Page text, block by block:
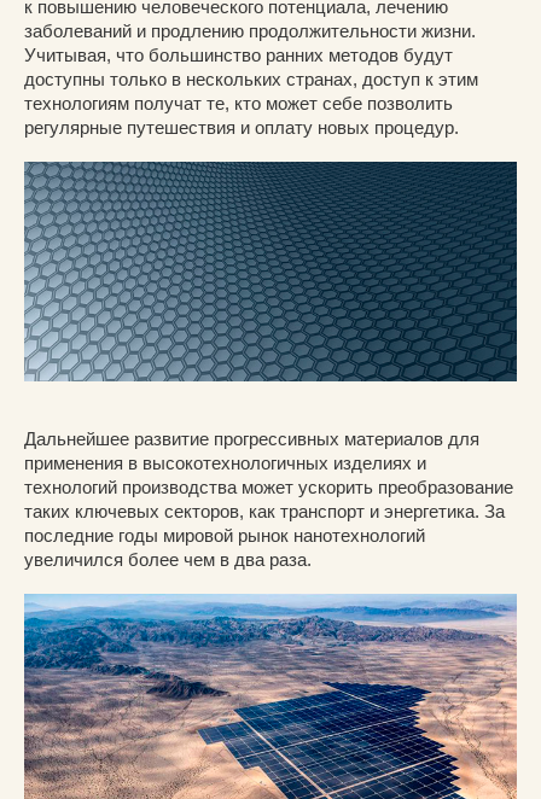
к повышению человеческого потенциала, лечению
заболеваний и продлению продолжительности жизни.
Учитывая, что большинство ранних методов будут
доступны только в нескольких странах, доступ к этим
технологиям получат те, кто может себе позволить
регулярные путешествия и оплату новых процедур.
Дальнейшее развитие прогрессивных материалов для
применения в высокотехнологичных изделиях и
технологий производства может ускорить преобразование
таких ключевых секторов, как транспорт и энергетика. За
последние годы мировой рынок нанотехнологий
увеличился более чем в два раза.